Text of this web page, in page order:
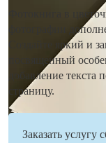
Фотокнига в
фотографии
Создайте яркий и
посвященный
добавление
страницу.
Заказать услугу